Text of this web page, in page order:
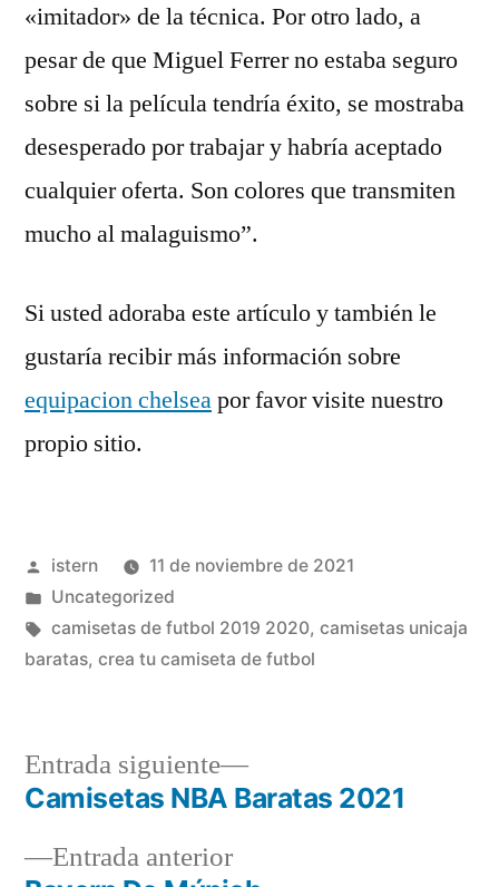
«imitador» de la técnica. Por otro lado, a
pesar de que Miguel Ferrer no estaba seguro
sobre si la película tendría éxito, se mostraba
desesperado por trabajar y habría aceptado
cualquier oferta. Son colores que transmiten
mucho al malaguismo”.
Si usted adoraba este artículo y también le
gustaría recibir más información sobre
equipacion chelseapor favor visite nuestro
propio sitio.
Publicado
por
istern
11 de noviembre de 2021
Publicado
en
Uncategorized
Etiquetas:
camisetas de futbol 2019 2020, camisetas unicaja
baratas, crea tu camiseta de futbol
Navegación
deEntrada anteriorEntrada
Entrada siguiente
Entrada
siguiente:
Camisetas NBA Baratas 2021